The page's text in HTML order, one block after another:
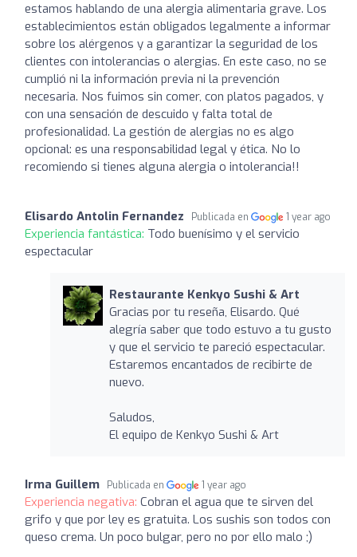
estamos hablando de una alergia alimentaria grave. Los
establecimientos están obligados legalmente a informar
sobre los alérgenos y a garantizar la seguridad de los
clientes con intolerancias o alergias. En este caso, no se
cumplió ni la información previa ni la prevención
necesaria. Nos fuimos sin comer, con platos pagados, y
con una sensación de descuido y falta total de
profesionalidad. La gestión de alergias no es algo
opcional: es una responsabilidad legal y ética. No lo
recomiendo si tienes alguna alergia o intolerancia!!
Elisardo Antolin Fernandez Publicada en 1 year ago
Experiencia fantástica: Todo buenísimo y el servicio
espectacular
Restaurante Kenkyo Sushi & Art
Gracias por tu reseña, Elisardo. Qué
alegría saber que todo estuvo a tu gusto
y que el servicio te pareció espectacular.
Estaremos encantados de recibirte de
nuevo.
Saludos,
El equipo de Kenkyo Sushi & Art
Irma Guillem Publicada en 1 year ago
Experiencia negativa: Cobran el agua que te sirven del
grifo y que por ley es gratuita. Los sushis son todos con
queso crema. Un poco bulgar, pero no por ello malo ;)